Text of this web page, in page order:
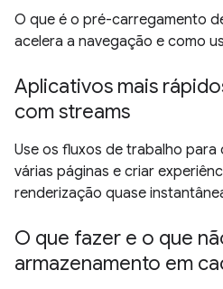
O que é o pré-carregamento
acelera a navegação e como
Aplicativos mais
com streams
Use os fluxos de trabalho para
várias páginas e criar
renderização quase
O que fazer e o que
armazenamento em